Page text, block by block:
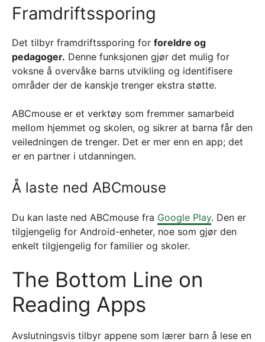
Framdriftssporing
Det tilbyr framdriftssporing for foreldre og
pedagoger. Denne funksjonen gjør det mulig for
voksne å overvåke barns utvikling og identifisere
områder der de kanskje trenger ekstra støtte.
ABCmouse er et verktøy som fremmer samarbeid
mellom hjemmet og skolen, og sikrer at barna får den
veiledningen de trenger. Det er mer enn en app; det
er en partner i utdanningen.
Å laste ned ABCmouse
Du kan laste ned ABCmouse fra Google Play. Den er
tilgjengelig for Android-enheter, noe som gjør den
enkelt tilgjengelig for familier og skoler.
The Bottom Line on
Reading Apps
Avslutningsvis tilbyr appene som lærer barn å lese en